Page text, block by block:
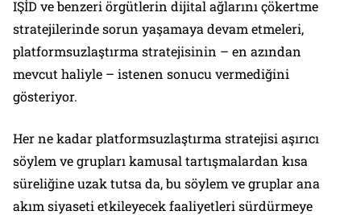
IŞİD ve benzeri örgütlerin dijital ağlarını çökertme
stratejilerinde sorun yaşamaya devam etmeleri,
platformsuzlaştırma stratejisinin – en azından
mevcut haliyle – istenen sonucu vermediğini
gösteriyor.
Her ne kadar platformsuzlaştırma stratejisi aşırıcı
söylem ve grupları kamusal tartışmalardan kısa
süreliğine uzak tutsa da, bu söylem ve gruplar ana
akım siyaseti etkileyecek faaliyetleri sürdürmeye